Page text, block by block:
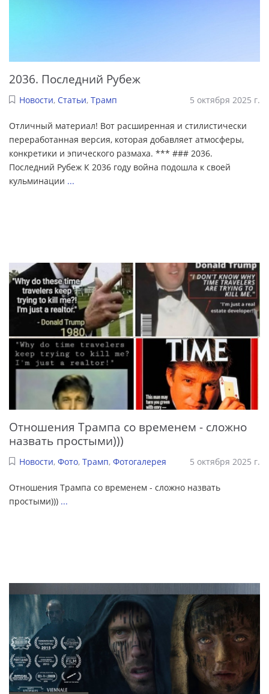
2036. Последний Рубеж
Новости, Статьи, Трамп 5 октября 2025 г.
Отличный материал! Вот расширенная и стилистически
переработанная версия, которая добавляет атмосферы,
конкретики и эпического размаха. *** ### 2036.
Последний Рубеж К 2036 году война подошла к своей
кульминации ...
Отношения Трампа со временем - сложно
назвать простыми)))
Новости, Фото, Трамп, Фотогалерея 5 октября 2025 г.
Отношения Трампа со временем - сложно назвать
простыми))) ...